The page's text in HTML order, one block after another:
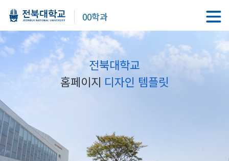
00학과
전북대학교
홈페이지 디자인 템플릿